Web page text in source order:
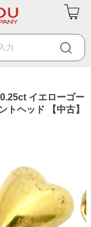
イエローゴー
トヘッド 【中古】